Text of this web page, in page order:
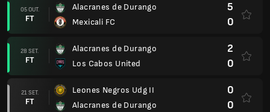
05 OUT.
FT
Alacranes de Durango
Mexicali FC
5
0
28 SET.
FT
Alacranes de Durango
Los Cabos United
2
0
21 SET.
FT
Leones Negros Udg II
Alacranes de Durango
0
0